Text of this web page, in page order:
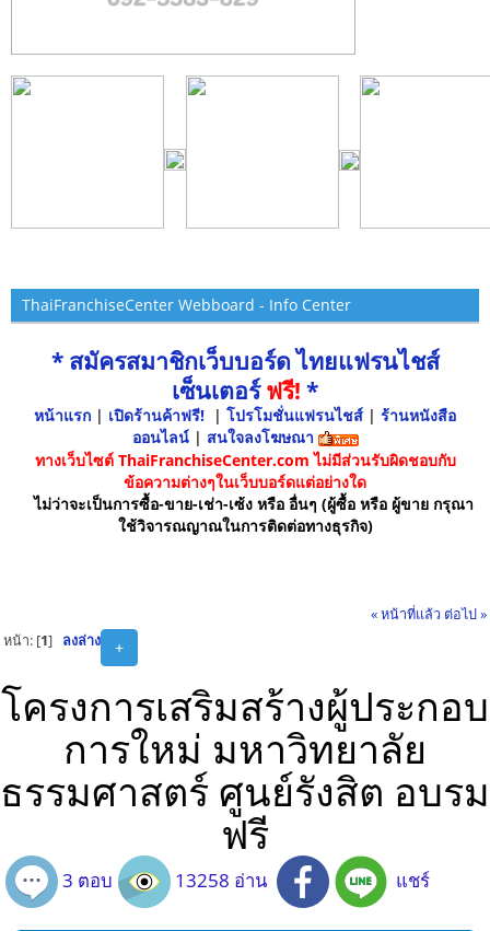
ThaiFranchiseCenter Webboard - Info Center
* สมัครสมาชิกเว็บบอร์ด ไทยแฟรนไชส์
เซ็นเตอร์ฟรี! *
หน้าแรก | เปิดร้านค้าฟรี! | โปรโมชั่นแฟรนไชส์ | ร้านหนังสือ
ออนไลน์ | สนใจลงโฆษณา
ทางเว็บไซต์ ThaiFranchiseCenter.com ไม่มีส่วนรับผิดชอบกับ
ข้อความต่างๆในเว็บบอร์ดแต่อย่างใด
ไม่ว่าจะเป็นการซื้อ-ขาย-เช่า-เซ้ง หรือ อื่นๆ (ผู้ซื้อ หรือ ผู้ขาย กรุณา
ใช้วิจารณญาณในการติดต่อทางธุรกิจ)
« หน้าที่แล้ว ต่อไป »
+
หน้า: [1] ลงล่าง
โครงการเสริมสร้างผู้ประกอบ
การใหม่ มหาวิทยาลัย
ธรรมศาสตร์ ศูนย์รังสิต อบรม
ฟรี
3 ตอบ 13258 อ่าน แชร์